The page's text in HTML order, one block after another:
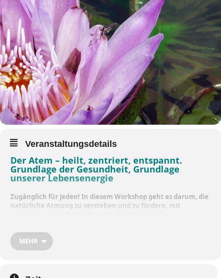
Veranstaltungsdetails
Der Atem – heilt, zentriert, entspannt.
Grundlage der Gesundheit, Grundlage
unserer Lebensenergie
Zugänglich für Jeden! In diesem Workshop geht es darum, die
natürliche Atmung zu verstehen und zu fördern, mit
nach der Buteyko-Methode, Skuban-Akadamie). Natürlich ist
auch das Yoga-Verständnis des Atems eine wichtige
Grundlage.
MEHR